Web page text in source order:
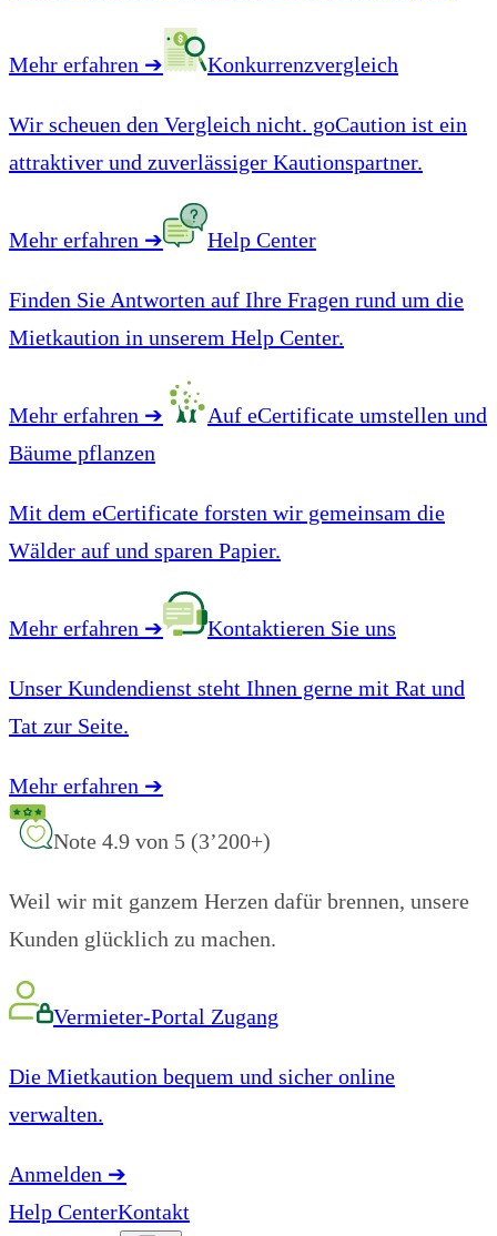
Mehr erfahren ➔ Konkurrenzvergleich
Wir scheuen den Vergleich nicht. goCaution ist ein
attraktiver und zuverlässiger Kautionspartner.
Mehr erfahren ➔ Help Center
Finden Sie Antworten auf Ihre Fragen rund um die
Mietkaution in unserem Help Center.
Mehr erfahren ➔
Auf eCertificate umstellen und
Bäume pflanzen
Mit dem eCertificate forsten wir gemeinsam die
Wälder auf und sparen Papier.
Mehr erfahren ➔ Kontaktieren Sie uns
Unser Kundendienst steht Ihnen gerne mit Rat und
Tat zur Seite.
Mehr erfahren ➔
Note 4.9 von 5 (3’200+)
Weil wir mit ganzem Herzen dafür brennen, unsere
Kunden glücklich zu machen.
Vermieter-Portal Zugang
Die Mietkaution bequem und sicher online
verwalten.
Anmelden ➔
Help CenterKontakt